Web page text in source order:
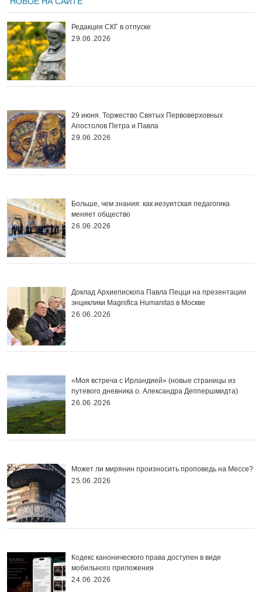
Редакция СКГ в отпуске
29.06.2026
29 июня. Торжество Святых Первоверховных
Апостолов Петра и Павла
29.06.2026
Больше, чем знания: как иезуитская педагогика
меняет общество
26.06.2026
Доклад Архиепископа Павла Пецци на презентации
энциклики Magnifica Нumanitas в Москве
26.06.2026
«Моя встреча с Ирландией» (новые страницы из
путевого дневника о. Александра Деппершмидта)
26.06.2026
Может ли мирянин произносить проповедь на Мессе?
25.06.2026
Кодекс канонического права доступен в виде
мобильного приложения
24.06.2026